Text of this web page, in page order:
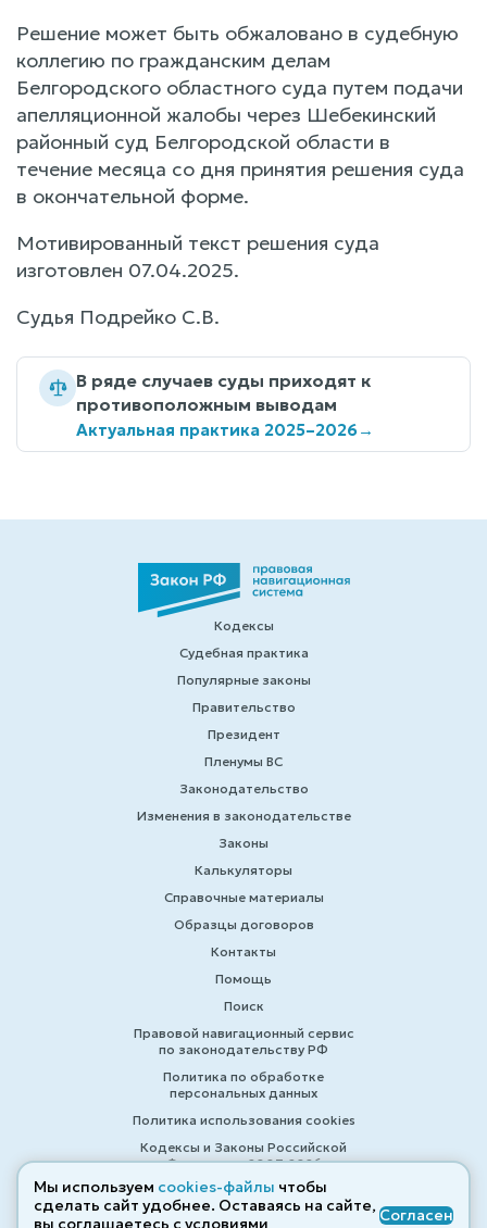
Решение может быть обжаловано в судебную
коллегию по гражданским делам
Белгородского областного суда путем подачи
апелляционной жалобы через Шебекинский
районный суд Белгородской области в
течение месяца со дня принятия решения суда
в окончательной форме.
Мотивированный текст решения суда
изготовлен 07.04.2025.
Судья Подрейко С.В.
В ряде случаев суды приходят к
противоположным выводам
Актуальная практика 2025–2026→
Кодексы
Судебная практика
Популярные законы
Правительство
Президент
Пленумы ВС
Законодательство
Изменения в законодательстве
Законы
Калькуляторы
Справочные материалы
Образцы договоров
Контакты
Помощь
Поиск
Правовой навигационный сервис
по законодательству РФ
Политика по обработке
персональных данных
Политика использования cookies
Кодексы и Законы Российской
Федерации 2007-2026
© ZAKONRF.INFO
Мы используем cookies-файлы чтобы
сделать сайт удобнее. Оставаясь на сайте,
вы соглашаетесь с условиями
Согласен